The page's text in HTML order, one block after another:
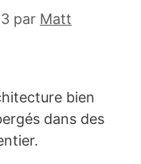
17
par Matt
bien
dans des